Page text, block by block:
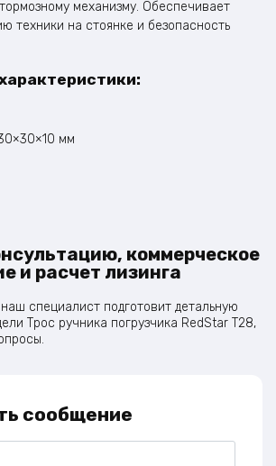
механизму. Обеспечивает
техники на стоянке и безопасность
мм
коммерческое
и расчет лизинга
специалист подготовит детальную
Трос ручника погрузчика RedStar Т28,
сообщение